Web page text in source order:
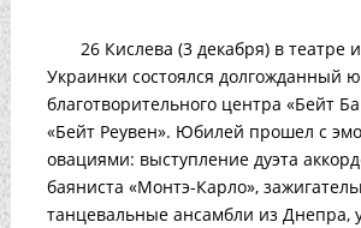
26 Кислева (3 декабря) в театре
Украинки состоялся долгожданный
благотворительного центра «Бейт
«Бейт Реувен». Юбилей прошел с
овациями: выступление дуэта
баяниста «Монтэ-Карло»,
танцевальные ансамбли из Днепра,